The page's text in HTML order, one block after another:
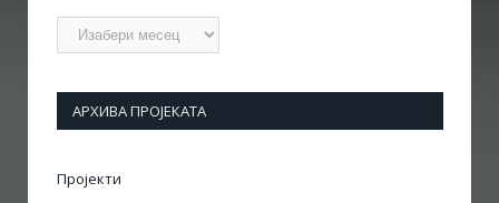
Архиве
АРХИВА ПРОЈЕКАТА
Пројекти